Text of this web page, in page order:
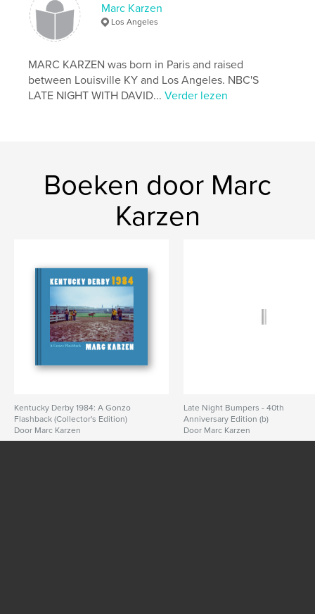
Projectoptie:
Standaard liggend, 25×20 cm
Aantal pagina's:112
Hardcover, ImageWrap: 9798240689208
Datum publiceren: mar 19, 2026
Karzen
Marc Karzen
Los Angeles
MARC KARZEN was born in Paris and raised
between Louisville KY and Los Angeles. NBC'S
LATE NIGHT WITH DAVID...Verder lezen
Boeken door Marc
Karzen
Kentucky Derby 1984: A Gonzo
Flashback (Collector's Edition)
Door Marc Karzen
Late Night Bumpers - 40th
Anniversary Edition (b)
Door Marc Karzen